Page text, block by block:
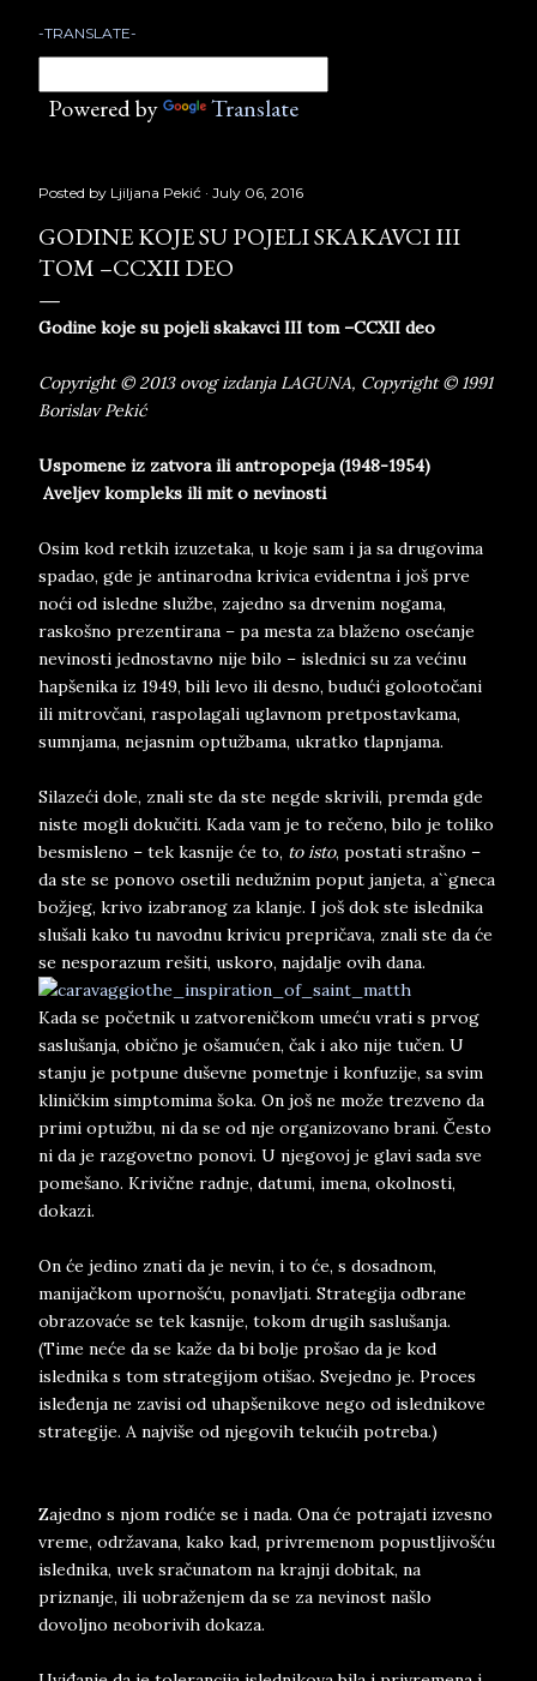
-TRANSLATE-
Powered by Translate
Posted by Ljiljana Pekić July 06, 2016
GODINE KOJE SU POJELI SKAKAVCI III
TOM –CCXII DEO
Godine koje su pojeli skakavci III tom –CCXII deo
Copyright © 2013 ovog izdanja LAGUNA, Copyright © 1991
Borislav Pekić
Uspomene iz zatvora ili antropopeja (1948-1954)
Aveljev kompleks ili mit o nevinosti
Osim kod retkih izuzetaka, u koje sam i ja sa drugovima
spadao, gde je antinarodna krivica evidentna i još prve
noći od isledne službe, zajedno sa drvenim nogama,
raskošno prezentirana – pa mesta za blaženo osećanje
nevinosti jednostavno nije bilo – islednici su za većinu
hapšenika iz 1949, bili levo ili desno, budući golootočani
ili mitrovčani, raspolagali uglavnom pretpostavkama,
sumnjama, nejasnim optužbama, ukratko tlapnjama.
Silazeći dole, znali ste da ste negde skrivili, premda gde
niste mogli dokučiti. Kada vam je to rečeno, bilo je toliko
besmisleno – tek kasnije će to, to isto, postati strašno –
da ste se ponovo osetili nedužnim poput janjeta, a``gneca
božjeg, krivo izabranog za klanje. I još dok ste islednika
slušali kako tu navodnu krivicu prepričava, znali ste da će
se nesporazum rešiti, uskoro, najdalje ovih dana.
Kada se početnik u zatvoreničkom umeću vrati s prvog
saslušanja, obično je ošamućen, čak i ako nije tučen. U
stanju je potpune duševne pometnje i konfuzije, sa svim
kliničkim simptomima šoka. On još ne može trezveno da
primi optužbu, ni da se od nje organizovano brani. Često
ni da je razgovetno ponovi. U njegovoj je glavi sada sve
pomešano. Krivične radnje, datumi, imena, okolnosti,
dokazi.
On će jedino znati da je nevin, i to će, s dosadnom,
manijačkom upornošću, ponavljati. Strategija odbrane
obrazovaće se tek kasnije, tokom drugih saslušanja.
(Time neće da se kaže da bi bolje prošao da je kod
islednika s tom strategijom otišao. Svejedno je. Proces
isleđenja ne zavisi od uhapšenikove nego od islednikove
strategije. A najviše od njegovih tekućih potreba.)
Zajedno s njom rodiće se i nada. Ona će potrajati izvesno
vreme, održavana, kako kad, privremenom popustljivošću
islednika, uvek sračunatom na krajnji dobitak, na
priznanje, ili uobraženjem da se za nevinost našlo
dovoljno neoborivih dokaza.